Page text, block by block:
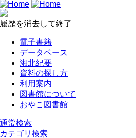
履歴を消去して終了
電子書籍
データベース
湘北紀要
資料の探し方
利用案内
図書館について
おやこ図書館
通常検索
カテゴリ検索